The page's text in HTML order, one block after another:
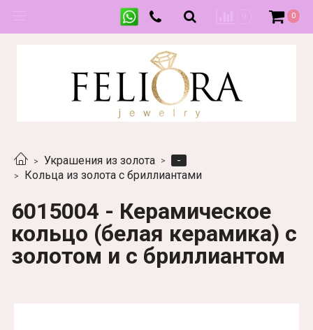
0
Украшения из золота
-
Кольца из золота с бриллиантами
6015004 - Керамическое
кольцо (белая керамика) с
золотом и с бриллиантом